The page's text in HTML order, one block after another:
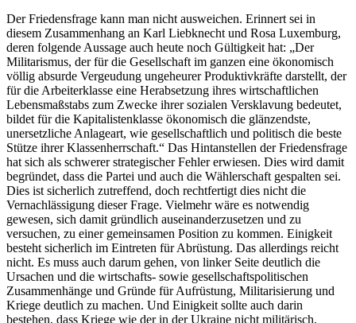
Der Friedensfrage kann man nicht ausweichen. Erinnert sei in
diesem Zusammenhang an Karl Liebknecht und Rosa Luxemburg,
deren folgende Aussage auch heute noch Gültigkeit hat: „Der
Militarismus, der für die Gesellschaft im ganzen eine ökonomisch
völlig absurde Vergeudung ungeheurer Produktivkräfte darstellt, der
für die Arbeiterklasse eine Herabsetzung ihres wirtschaftlichen
Lebensmaßstabs zum Zwecke ihrer sozialen Versklavung bedeutet,
bildet für die Kapitalistenklasse ökonomisch die glänzendste,
unersetzliche Anlageart, wie gesellschaftlich und politisch die beste
Stütze ihrer Klassenherrschaft.“ Das Hintanstellen der Friedensfrage
hat sich als schwerer strategischer Fehler erwiesen. Dies wird damit
begründet, dass die Partei und auch die Wählerschaft gespalten sei.
Dies ist sicherlich zutreffend, doch rechtfertigt dies nicht die
Vernachlässigung dieser Frage. Vielmehr wäre es notwendig
gewesen, sich damit gründlich auseinanderzusetzen und zu
versuchen, zu einer gemeinsamen Position zu kommen. Einigkeit
besteht sicherlich im Eintreten für Abrüstung. Das allerdings reicht
nicht. Es muss auch darum gehen, von linker Seite deutlich die
Ursachen und die wirtschafts- sowie gesellschaftspolitischen
Zusammenhänge und Gründe für Aufrüstung, Militarisierung und
Kriege deutlich zu machen. Und Einigkeit sollte auch darin
bestehen, dass Kriege wie der in der Ukraine nicht militärisch,